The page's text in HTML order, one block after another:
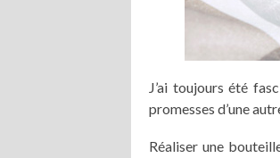
J’ai toujours été
promesses d’une
Réaliser une